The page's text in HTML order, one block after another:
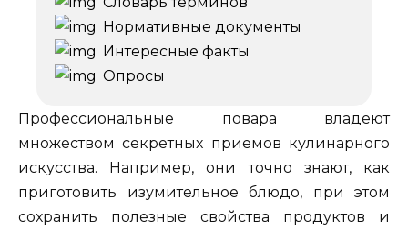
Нормативные документы
Интересные факты
Опросы
Профессиональные повара владеют
множеством секретных приемов кулинарного
искусства. Например, они точно знают, как
приготовить изумительное блюдо, при этом
сохранить полезные свойства продуктов и